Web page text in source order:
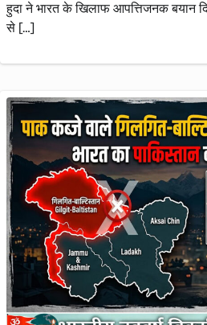
हुदा ने भारत के खिलाफ आपत्तिजनक बयान
से […]